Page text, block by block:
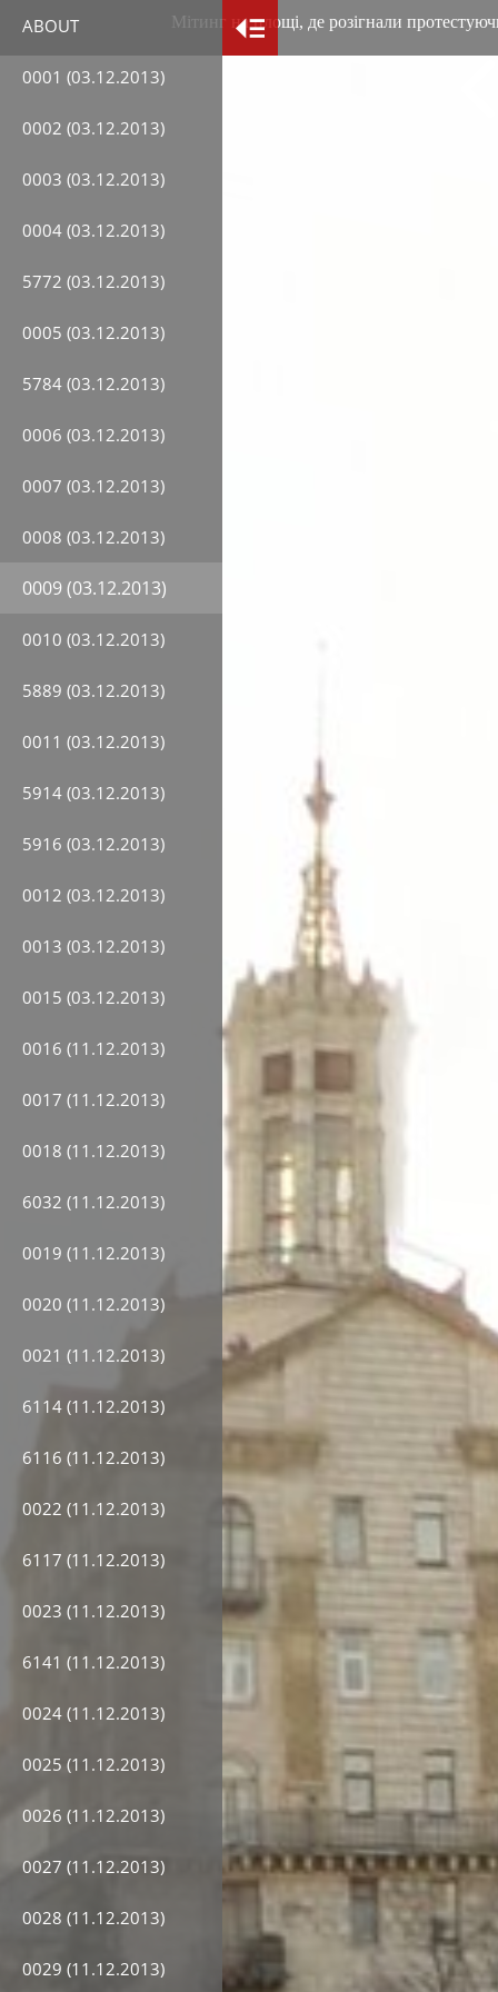
ABOUT
0001 (03.12.2013)
0002 (03.12.2013)
0003 (03.12.2013)
0004 (03.12.2013)
5772 (03.12.2013)
0005 (03.12.2013)
5784 (03.12.2013)
0006 (03.12.2013)
0007 (03.12.2013)
0008 (03.12.2013)
0009 (03.12.2013)
0010 (03.12.2013)
5889 (03.12.2013)
0011 (03.12.2013)
5914 (03.12.2013)
5916 (03.12.2013)
0012 (03.12.2013)
0013 (03.12.2013)
0015 (03.12.2013)
0016 (11.12.2013)
0017 (11.12.2013)
0018 (11.12.2013)
6032 (11.12.2013)
0019 (11.12.2013)
0020 (11.12.2013)
0021 (11.12.2013)
6114 (11.12.2013)
6116 (11.12.2013)
0022 (11.12.2013)
6117 (11.12.2013)
0023 (11.12.2013)
6141 (11.12.2013)
0024 (11.12.2013)
0025 (11.12.2013)
0026 (11.12.2013)
0027 (11.12.2013)
0028 (11.12.2013)
0029 (11.12.2013)
Мітинг на площі, де розігнали